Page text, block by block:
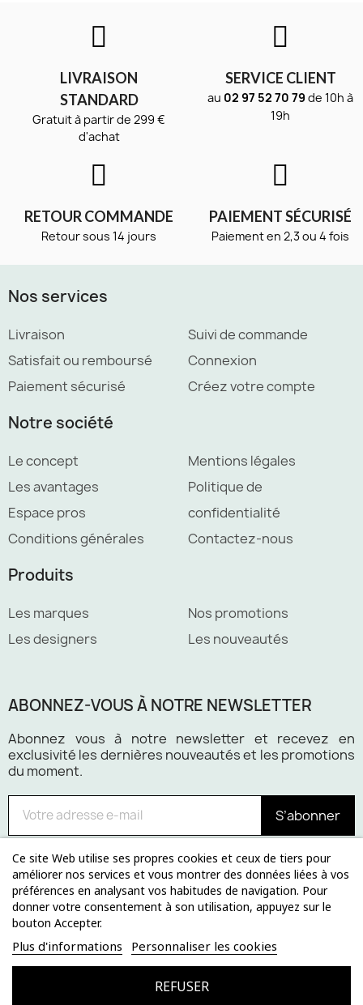
LIVRAISON
STANDARD
Gratuit à partir de 299 €
d'achat
SERVICE CLIENT
au 02 97 52 70 79 de 10h à
19h
RETOUR COMMANDE
Retour sous 14 jours
PAIEMENT SÉCURISÉ
Paiement en 2,3 ou 4 fois
Nos services
Livraison
Satisfait ou remboursé
Paiement sécurisé
Suivi de commande
Connexion
Créez votre compte
Notre société
Le concept
Les avantages
Espace pros
Conditions générales
Mentions légales
Politique de
confidentialité
Contactez-nous
Produits
Les marques
Les designers
Nos promotions
Les nouveautés
ABONNEZ-VOUS À NOTRE NEWSLETTER
Abonnez vous à notre newsletter et recevez en
exclusivité les dernières nouveautés et les promotions
du moment.
S’abonner
Paiement 100% sécurisé
Ce site Web utilise ses propres cookies et ceux de tiers pour
améliorer nos services et vous montrer des données liées à vos
préférences en analysant vos habitudes de navigation. Pour
donner votre consentement à son utilisation, appuyez sur le
bouton Accepter.
Plus d'informations Personnaliser les cookies
REFUSER